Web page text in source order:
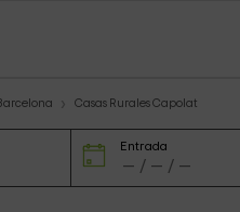
Casas Rurales Capolat
Entrada